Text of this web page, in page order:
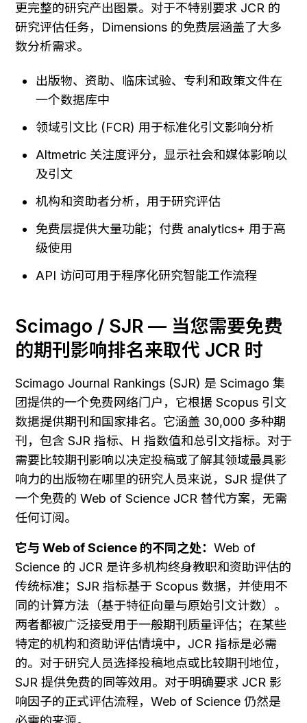
更完整的研究产出图景。对于不特别要求 JCR 的
研究评估任务，Dimensions 的免费层涵盖了大多
数分析需求。
出版物、资助、临床试验、专利和政策文件在
一个数据库中
领域引文比 (FCR) 用于标准化引文影响分析
Altmetric 关注度评分，显示社会和媒体影响以
及引文
机构和资助者分析，用于研究评估
免费层提供大量功能；付费 analytics+ 用于高
级使用
API 访问可用于程序化研究智能工作流程
Scimago / SJR — 当您需要免费
的期刊影响排名来取代 JCR 时
Scimago Journal Rankings (SJR) 是 Scimago 集
团提供的一个免费网络门户，它根据 Scopus 引文
数据提供期刊和国家排名。它涵盖 30,000 多种期
刊，包含 SJR 指标、H 指数值和总引文指标。对于
需要比较期刊影响以决定投稿或了解其领域最具影
响力的出版物在哪里的研究人员来说，SJR 提供了
一个免费的 Web of Science JCR 替代方案，无需
任何订阅。
它与 Web of Science 的不同之处： Web of
Science 的 JCR 是许多机构终身教职和资助评估的
传统标准；SJR 指标基于 Scopus 数据，并使用不
同的计算方法（基于特征向量与原始引文计数）。
两者都被广泛接受用于一般期刊质量评估；在某些
特定的机构和资助评估情境中，JCR 指标是必需
的。对于研究人员选择投稿地点或比较期刊地位，
SJR 提供免费的同等效用。对于明确要求 JCR 影
响因子的正式评估流程，Web of Science 仍然是